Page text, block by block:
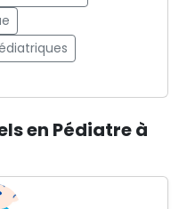
en Pédiatre à